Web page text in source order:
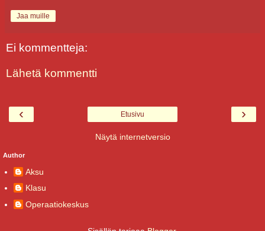
Jaa muille
Ei kommentteja:
Lähetä kommentti
‹ ›
Etusivu
Näytä internetversio
Author
Aksu
Klasu
Operaatiokeskus